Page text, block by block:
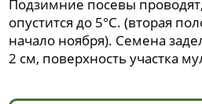
Подзимние посевы
опустится до 5°C. (вторая
начало ноября). Семена
2 см, поверхность участка